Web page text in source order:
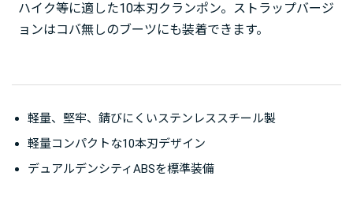
ハイク等に適した10本刃クランポン。ストラップバージ
ョンはコバ無しのブーツにも装着できます。
軽量、堅牢、錆びにくいステンレススチール製
軽量コンパクトな10本刃デザイン
デュアルデンシティABSを標準装備